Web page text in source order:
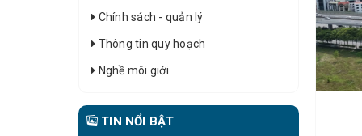
Chính sách - quản lý
Thông tin quy hoạch
Nghề môi giới
TIN NỔI BẬT